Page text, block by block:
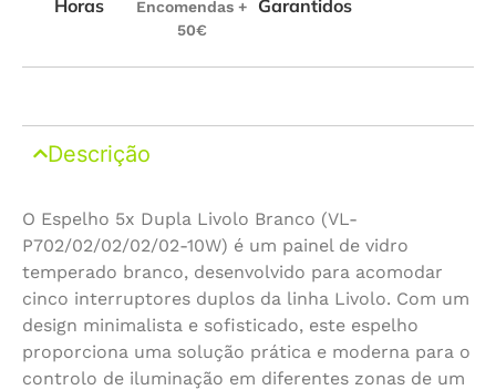
Horas
Encomendas +
50€
Garantidos
Descrição
O Espelho 5x Dupla Livolo Branco (VL-
P702/02/02/02/02-10W) é um painel de vidro
temperado branco, desenvolvido para acomodar
cinco interruptores duplos da linha Livolo. Com um
design minimalista e sofisticado, este espelho
proporciona uma solução prática e moderna para o
controlo de iluminação em diferentes zonas de um